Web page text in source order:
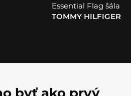
Essential Flag šála
TOMMY HILFIGER